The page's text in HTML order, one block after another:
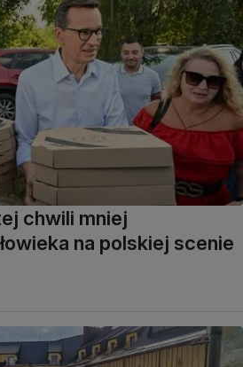
na polskiej scenie